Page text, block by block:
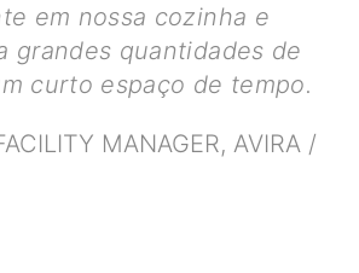
em nossa cozinha e
grandes quantidades de
curto espaço de tempo.
MANAGER, AVIRA /